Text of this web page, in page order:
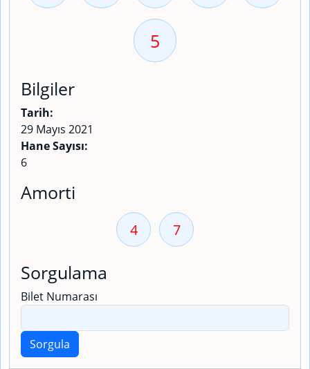
5
Bilgiler
Tarih:
29 Mayıs 2021
Hane Sayısı:
6
Amorti
4 7
Sorgulama
Bilet Numarası
Sorgula